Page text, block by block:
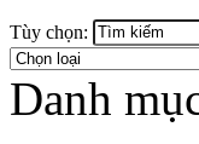
Tùy chọn:
Danh